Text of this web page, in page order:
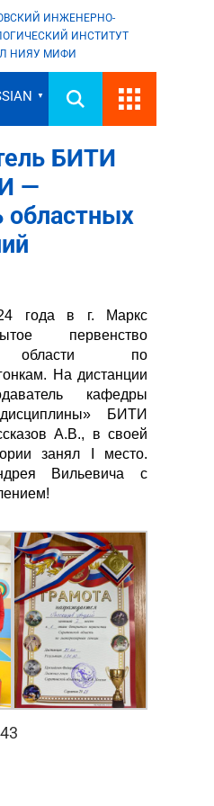
ИНЖЕНЕРНО-
ИНСТИТУТ
НИЯУ МИФИ
▼
БИТИ
—
областных
года в г. Маркс
первенство
области по
На дистанции
кафедры
БИТИ
А.В., в своей
занял I место.
Вильевича с